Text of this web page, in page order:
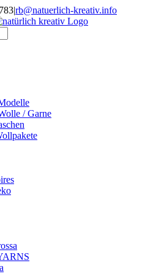
|rb@natuerlich-kreativ.info
/ Garne